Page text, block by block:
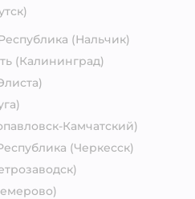
(Нальчик)
(Калининград)
Камчатский)
(Черкесск)